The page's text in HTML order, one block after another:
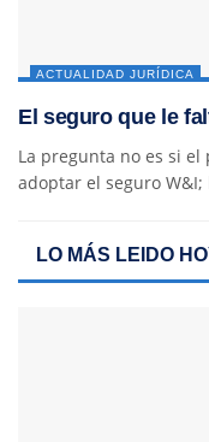
ACTUALIDAD JURÍDICA
El seguro que le
La pregunta no es si
adoptar el seguro W&I;
LO MÁS LEIDO